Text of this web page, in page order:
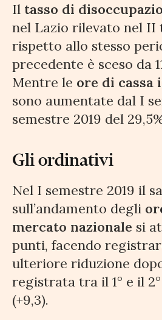
Il tasso di
nel Lazio rilevato nel II
rispetto allo stesso
precedente è sceso da
Mentre le ore di cassa
sono aumentate dal I
semestre 2019 del
Gli ordinativi
Nel I semestre 2019 il
sull’andamento degli
mercato nazionale si
punti, facendo
ulteriore riduzione
registrata tra il 1° e il
(+9,3).